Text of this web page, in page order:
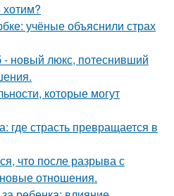
учёные объяснили страх
новый люкс, потеснивший
которые могут
где страсть превращается в
что после разрыва с
отношения.